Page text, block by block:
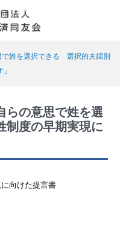
で姓を選択できる 選択的夫婦別
らの意思で姓を選
度の早期実現に
向けた提言書